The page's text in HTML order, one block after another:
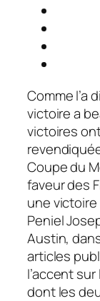
Comme l’a
victoire a
victoires
Coupe du
faveur des
une
Peniel
Austin,
articles
l’accent
dont les